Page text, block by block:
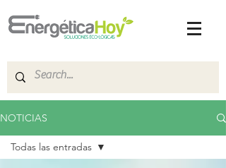
NOTICIAS
Todas las entradas